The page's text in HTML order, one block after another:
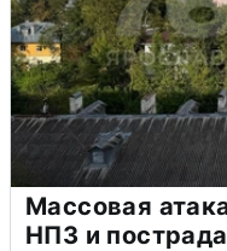
Массовая
НПЗ и